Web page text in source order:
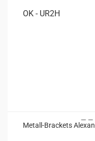
OK - UR2H
Metall-​​Bra­ckets